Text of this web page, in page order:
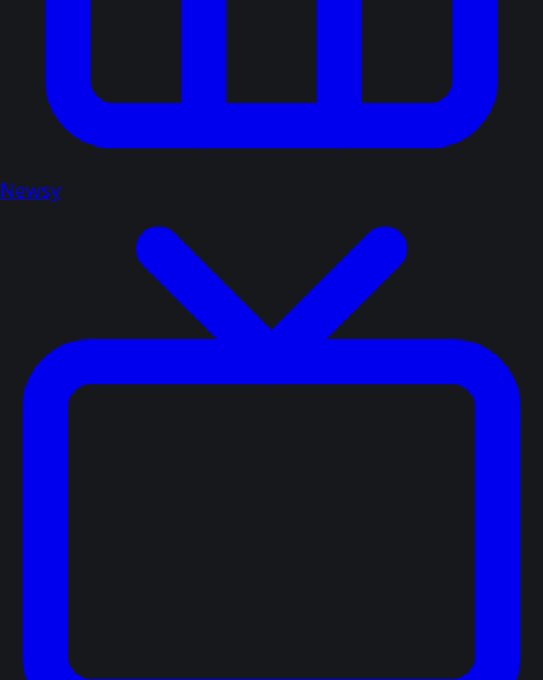
Newsy